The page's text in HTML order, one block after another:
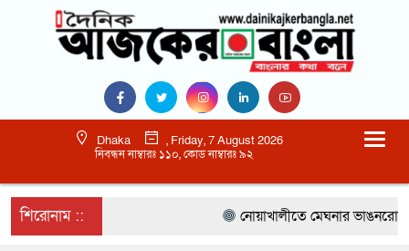
Dhaka
, Friday, 7 August 2026
নিবন্ধন নাম্বারঃ ১১০, কোড নাম্বারঃ ৯২
শিরোনাম :: নোয়াখালীতে মেঘনার ভাঙনরোধে